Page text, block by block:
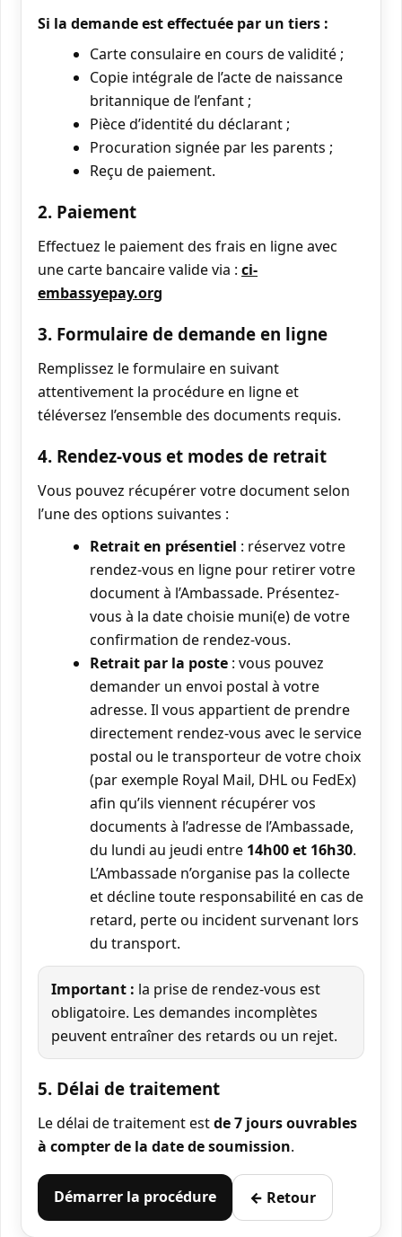
Si la demande est effectuée par un tiers :
Carte consulaire en cours de validité ;
Copie intégrale de l’acte de naissance
britannique de l’enfant ;
Pièce d’identité du déclarant ;
Procuration signée par les parents ;
Reçu de paiement.
2. Paiement
Effectuez le paiement des frais en ligne avec
une carte bancaire valide via : ci-
embassyepay.org
3. Formulaire de demande en ligne
Remplissez le formulaire en suivant
attentivement la procédure en ligne et
téléversez l’ensemble des documents requis.
4. Rendez-vous et modes de retrait
Vous pouvez récupérer votre document selon
l’une des options suivantes :
Retrait en présentiel : réservez votre
rendez-vous en ligne pour retirer votre
document à l’Ambassade. Présentez-
vous à la date choisie muni(e) de votre
confirmation de rendez-vous.
Retrait par la poste : vous pouvez
demander un envoi postal à votre
adresse. Il vous appartient de prendre
directement rendez-vous avec le service
postal ou le transporteur de votre choix
(par exemple Royal Mail, DHL ou FedEx)
afin qu’ils viennent récupérer vos
documents à l’adresse de l’Ambassade,
du lundi au jeudi entre 14h00 et 16h30.
L’Ambassade n’organise pas la collecte
et décline toute responsabilité en cas de
retard, perte ou incident survenant lors
du transport.
Important : la prise de rendez-vous est
obligatoire. Les demandes incomplètes
peuvent entraîner des retards ou un rejet.
5. Délai de traitement
Le délai de traitement estde 7 jours ouvrables
à compter de la date de soumission.
Démarrer la procédure ← Retour